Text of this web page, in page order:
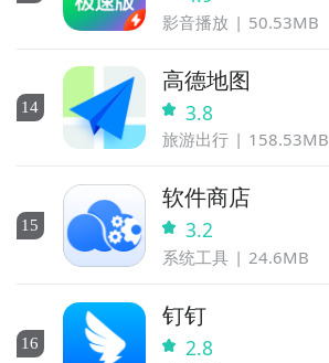
影音播放 50.53MB
14
高德地图
3.8
旅游出行 158.53MB
15
软件商店
3.2
系统工具 24.6MB
16
钉钉
2.8